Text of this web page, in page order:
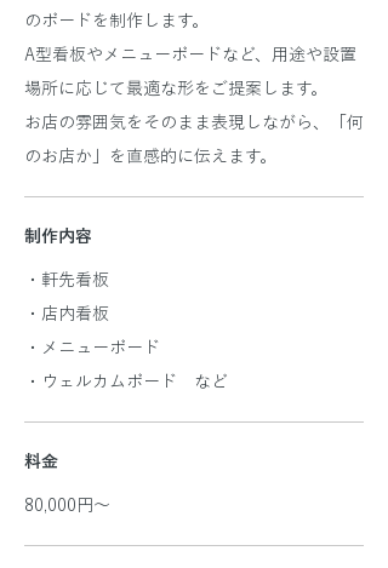
のボードを制作します。
A型看板やメニューボードなど、用途や設置
場所に応じて最適な形をご提案します。
お店の雰囲気をそのまま表現しながら、「何
のお店か」を直感的に伝えます。
制作内容
・軒先看板
・店内看板
・メニューボード
・ウェルカムボード など
料金
80,000円～